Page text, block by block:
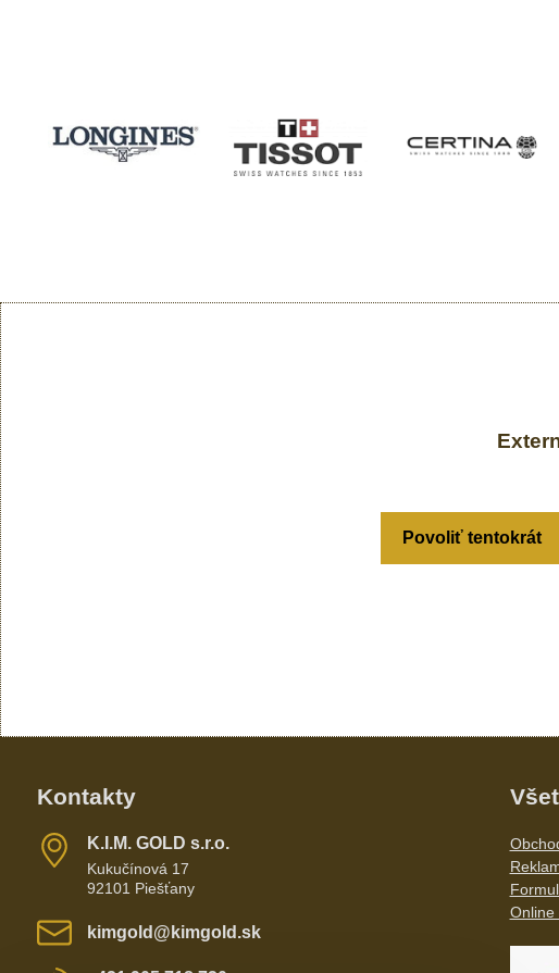
Povoliť tentokrát
Kontakty
K​​.I​​.M​​. GOLD s​​.r​​.o​​.
Kukučínová 17
92101 Piešťany
kimgold​@kimgold​.sk
Online